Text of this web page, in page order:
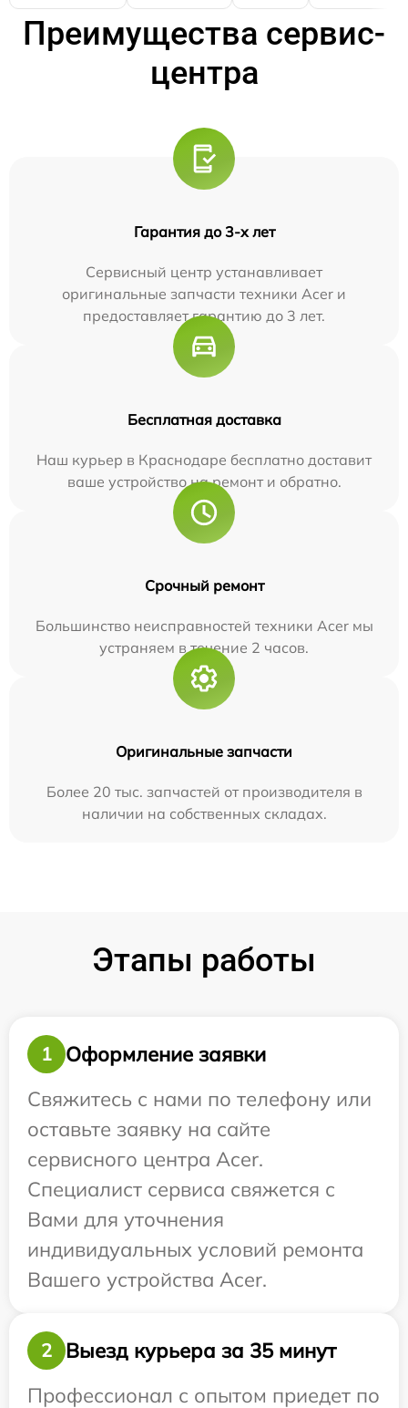
Преимущества сервис-
центра
Гарантия до 3-х лет
Сервисный центр устанавливает
оригинальные запчасти техники Acer и
предоставляет гарантию до 3 лет.
Бесплатная доставка
Наш курьер в Краснодаре бесплатно доставит
ваше устройство на ремонт и обратно.
Срочный ремонт
Большинство неисправностей техники Acer мы
устраняем в течение 2 часов.
Оригинальные запчасти
Более 20 тыс. запчастей от производителя в
наличии на собственных складах.
Этапы работы
1
Оформление заявки
Свяжитесь с нами по телефону или
оставьте заявку на сайте
сервисного центра Acer.
Специалист сервиса свяжется с
Вами для уточнения
индивидуальных условий ремонта
Вашего устройства Acer.
2
Выезд курьера за 35 минут
Профессионал с опытом приедет по